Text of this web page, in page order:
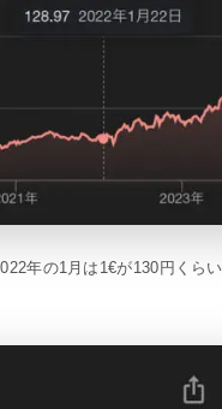
年の1月は1€が130円くらい